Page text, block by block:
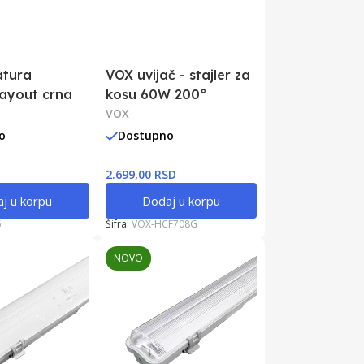
crna
u korpu
VOX uvijač - stajler za
kosu 60W 200°
VOX
Dostupno
2.699,00 RSD
Dodaj u korpu
Šifra: VOX-HCF708G
NOVO